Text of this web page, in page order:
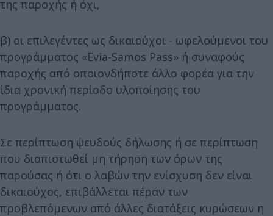
της παροχής ή όχι,
β) οι επιλεγέντες ως δικαιούχοι - ωφελούμενοι του
προγράμματος «Evia-Samos Pass» ή συναφούς
παροχής από οποιονδήποτε άλλο φορέα για την
ίδια χρονική περίοδο υλοποίησης του
προγράμματος.
Σε περίπτωση ψευδούς δήλωσης ή σε περίπτωση
που διαπιστωθεί μη τήρηση των όρων της
παρούσας ή ότι ο λαβών την ενίσχυση δεν είναι
δικαιούχος, επιβάλλεται πέραν των
προβλεπόμενων από άλλες διατάξεις κυρώσεων η